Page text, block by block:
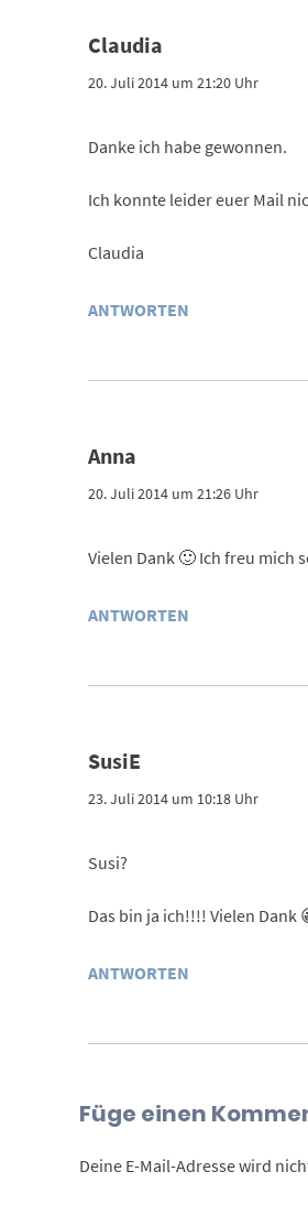
Claudia
20. Juli 2014 um 21:20 Uhr
Danke ich habe gewonnen.
Ich konnte leider euer Mail
Claudia
ANTWORTEN
Anna
20. Juli 2014 um 21:26 Uhr
Vielen Dank 🙂 Ich freu mich
ANTWORTEN
SusiE
23. Juli 2014 um 10:18 Uhr
Susi?
Das bin ja ich!!!! Vielen
ANTWORTEN
Füge einen
Deine E-Mail-Adresse wird